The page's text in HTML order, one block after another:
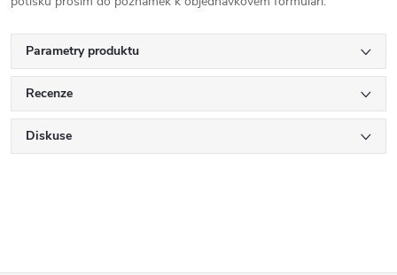
Parametry produktu
Recenze
Diskuse